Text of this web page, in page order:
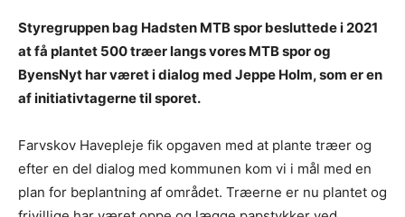
Styregruppen bag Hadsten MTB spor besluttede i 2021
at få plantet 500 træer langs vores MTB spor og
ByensNyt har været i dialog med Jeppe Holm, som er en
af initiativtagerne til sporet.
Farvskov Havepleje fik opgaven med at plante træer og
efter en del dialog med kommunen kom vi i mål med en
plan for beplantning af området. Træerne er nu plantet og